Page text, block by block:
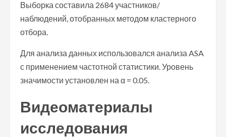
Выборка составила 2684 участников/
наблюдений, отобранных методом кластерного
отбора.
Для анализа данных использовался анализа ASA
с применением частотной статистики. Уровень
значимости установлен на α = 0.05.
Видеоматериалы
исследования